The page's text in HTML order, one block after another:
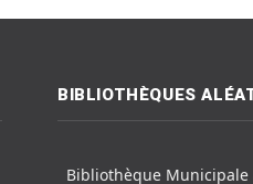
BIBLIOTHÈQUES
Bibliothèque Municipale